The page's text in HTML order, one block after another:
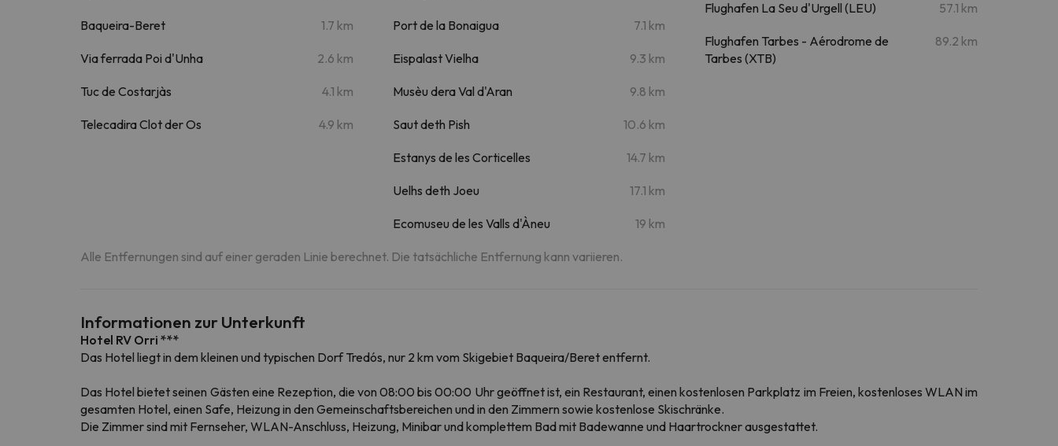
Baqueira-Beret 1.7 km
Via ferrada Poi d'Unha 2.6 km
Tuc de Costarjàs 4.1 km
Telecadira Clot der Os 4.9 km
Port de la Bonaigua 7.1 km
Eispalast Vielha 9.3 km
Musèu dera Val d'Aran 9.8 km
Saut deth Pish 10.6 km
Estanys de les Corticelles 14.7 km
Uelhs deth Joeu 17.1 km
Ecomuseu de les Valls d'Àneu 19 km
Flughafen La Seu d'Urgell (LEU) 57.1 km
Flughafen Tarbes - Aérodrome de
Tarbes (XTB)
89.2 km
Alle Entfernungen sind auf einer geraden Linie berechnet. Die tatsächliche Entfernung kann variieren.
Informationen zur Unterkunft
Hotel RV Orri ***
Das Hotel liegt in dem kleinen und typischen Dorf Tredós, nur 2 km vom Skigebiet Baqueira/Beret entfernt.
Das Hotel bietet seinen Gästen eine Rezeption, die von 08:00 bis 00:00 Uhr geöffnet ist, ein Restaurant, einen kostenlosen Parkplatz im Freien, kostenloses WLAN im
gesamten Hotel, einen Safe, Heizung in den Gemeinschaftsbereichen und in den Zimmern sowie kostenlose Skischränke.
Die Zimmer sind mit Fernseher, WLAN-Anschluss, Heizung, Minibar und komplettem Bad mit Badewanne und Haartrockner ausgestattet.